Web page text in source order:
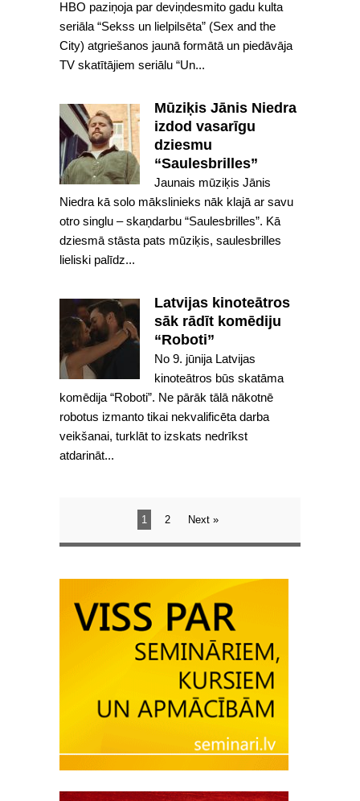
HBO paziņoja par deviņdesmito gadu kulta
seriāla “Sekss un lielpilsēta” (Sex and the
City) atgriešanos jaunā formātā un piedāvāja
TV skatītājiem seriālu “Un...
Mūziķis Jānis Niedra
izdod vasarīgu
dziesmu
“Saulesbrilles”
Jaunais mūziķis Jānis
Niedra kā solo mākslinieks nāk klajā ar savu
otro singlu – skaņdarbu “Saulesbrilles”. Kā
dziesmā stāsta pats mūziķis, saulesbrilles
lieliski palīdz...
Latvijas kinoteātros
sāk rādīt komēdiju
“Roboti”
No 9. jūnija Latvijas
kinoteātros būs skatāma
komēdija “Roboti”. Ne pārāk tālā nākotnē
robotus izmanto tikai nekvalificēta darba
veikšanai, turklāt to izskats nedrīkst
atdarināt...
1 2 Next »